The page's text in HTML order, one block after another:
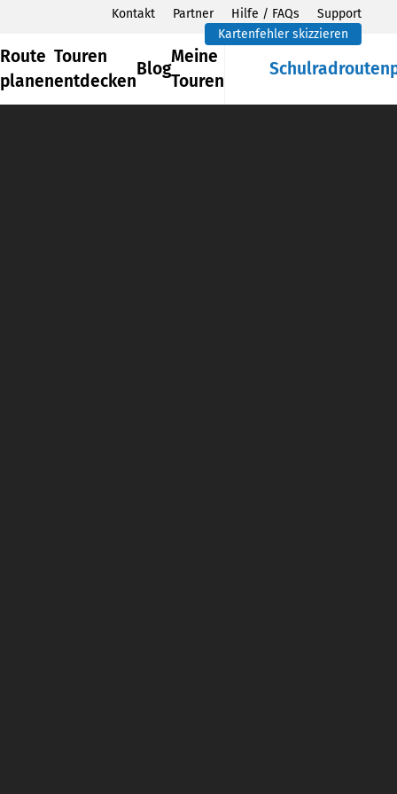
Kontakt Partner Hilfe / FAQs
Support
Kartenfehler skizzieren
Route
planen
Touren
entdecken
Blog
Meine
Touren